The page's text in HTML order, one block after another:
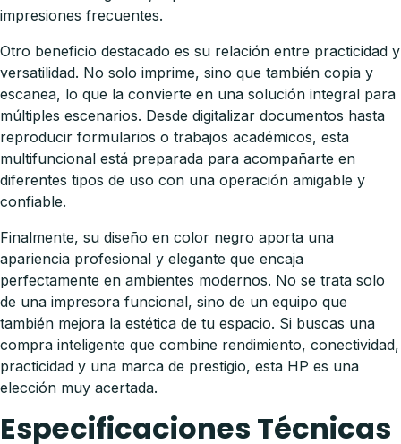
impresiones frecuentes.
Otro beneficio destacado es su relación entre practicidad y
versatilidad. No solo imprime, sino que también copia y
escanea, lo que la convierte en una solución integral para
múltiples escenarios. Desde digitalizar documentos hasta
reproducir formularios o trabajos académicos, esta
multifuncional está preparada para acompañarte en
diferentes tipos de uso con una operación amigable y
confiable.
Finalmente, su diseño en color negro aporta una
apariencia profesional y elegante que encaja
perfectamente en ambientes modernos. No se trata solo
de una impresora funcional, sino de un equipo que
también mejora la estética de tu espacio. Si buscas una
compra inteligente que combine rendimiento, conectividad,
practicidad y una marca de prestigio, esta HP es una
elección muy acertada.
Especificaciones Técnicas